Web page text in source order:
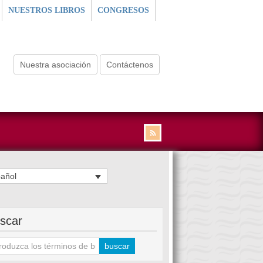
NUESTROS LIBROS CONGRESOS
Nuestra asociación Contáctenos